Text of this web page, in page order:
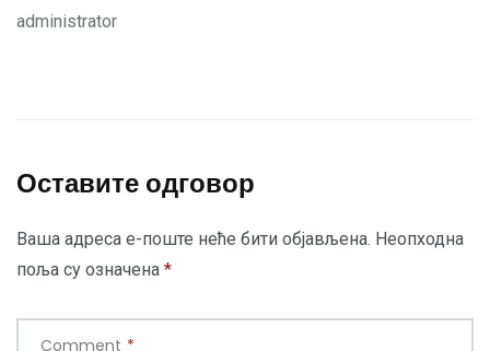
administrator
Оставите одговор
Ваша адреса е-поште неће бити објављена. Неопходна
поља су означена *
Comment *